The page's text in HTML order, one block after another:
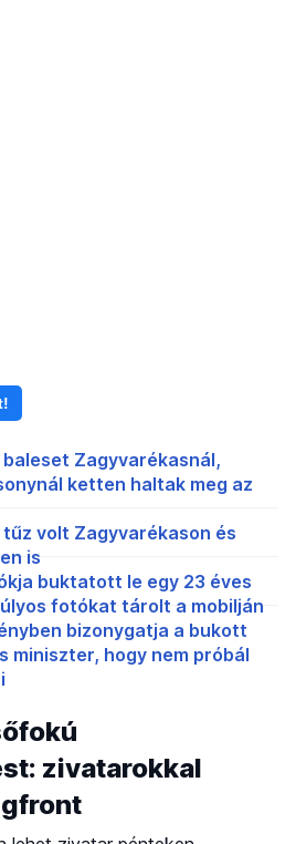
baleset Zagyvarékasnál,
ketten haltak meg az
tűz volt Zagyvarékason és
is
buktatott le egy 23 éves
fotókat tárolt a mobilján
bizonygatja a bukott
miniszter, hogy nem próbál
zivatarokkal